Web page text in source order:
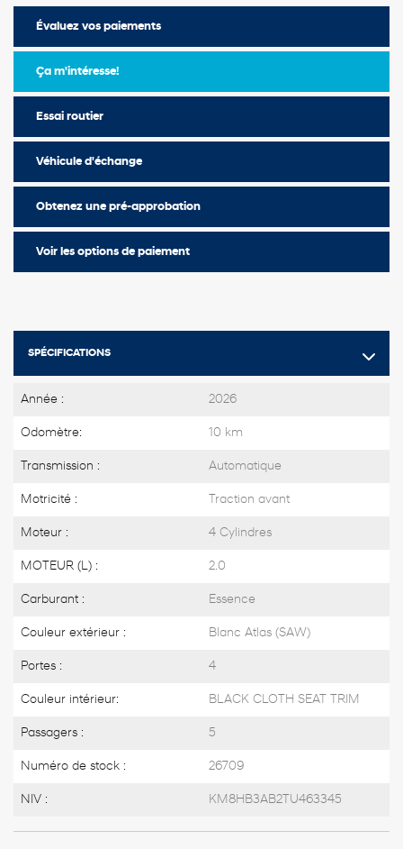
SPÉCIFICATIONS
Année : 2026
Odomètre: 10 km
Transmission : Automatique
Motricité : Traction avant
Moteur : 4 Cylindres
MOTEUR (L) : 2.0
Carburant : Essence
Couleur extérieur : Blanc Atlas (SAW)
Portes : 4
Couleur intérieur: BLACK CLOTH SEAT TRIM
Passagers : 5
Numéro de stock : 26709
NIV : KM8HB3AB2TU463345
Évaluez vos paiements
Ça m'intéresse!
Essai routier
Véhicule d'échange
Obtenez une pré-approbation
Voir les options de paiement